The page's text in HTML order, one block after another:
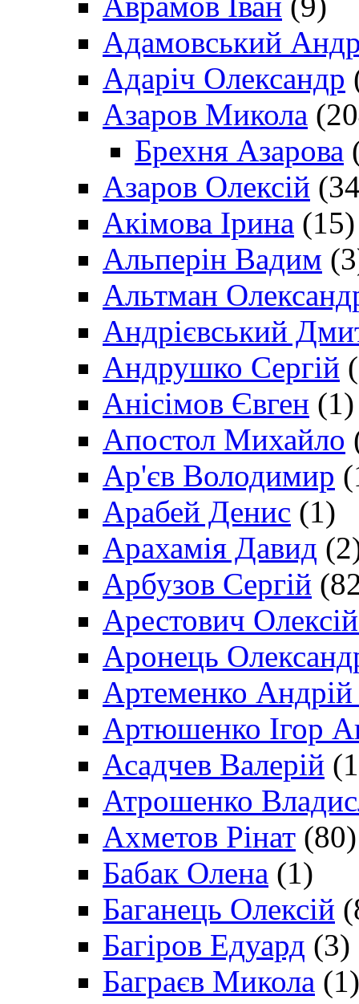
Адамовський
Адаріч Олександр
Азаров Микола
Брехня Азарова
Азаров Олексій
Акімова Ірина (15)
Альперін Вадим
Альтман
Андрієвський
Андрушко Сергій
Анісімов Євген (1)
Апостол Михайло
Ар'єв Володимир
Арабей Денис (1)
Арахамія Давид
Арбузов Сергій
Арестович
Аронець
Артеменко Андрій
Артюшенко Ігор
Асадчев Валерій
Атрошенко
Ахметов Рінат (80)
Бабак Олена (1)
Баганець Олексій
Багіров Едуард (3)
Баграєв Микола (1)